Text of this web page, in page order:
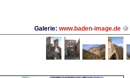
Galerie: www.baden-image.de